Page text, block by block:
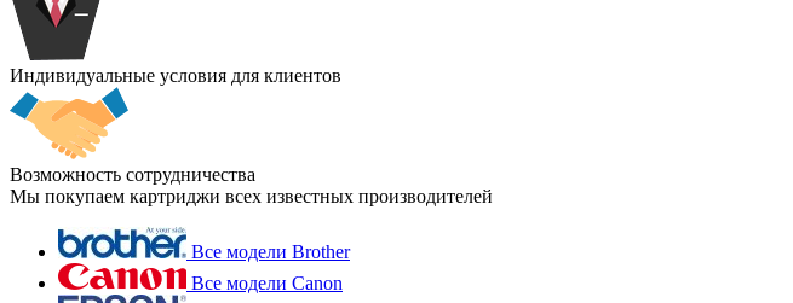
Индивидуальные условия для клиентов
Возможность сотрудничества
Мы покупаем картриджи всех известных производителей
Все модели Brother
Все модели Canon